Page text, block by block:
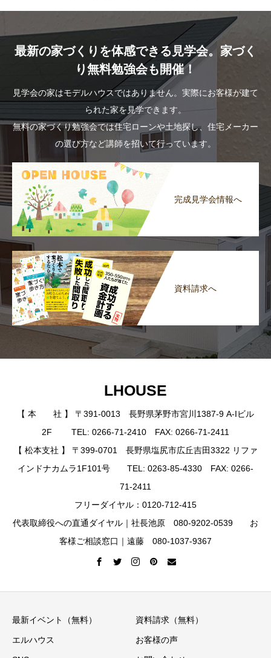
最新の家づくりを体感できる見学会。家づく
り無料勉強会も開催！
見学会の家はモデルハウスではありません。実際にお客様が建て
られた家を見学できます。
無料の家づくり勉強会では住宅ローンや土地探し、住宅メーカー
の選び方など講師を招いて行っています。
完成見学会情報へ
資料請求へ
LHOUSE
【 本 社 】 〒391-0013 長野県茅野市宮川1387-9 A-Iビル
2F TEL: 0266-71-2410 FAX: 0266-71-2411
【 松本支社 】 〒399-0701 長野県塩尻市広丘吉田3322 リファ
インドナカムラ1F101号 TEL: 0263-85-4330 FAX: 0266-
71-2411
フリーダイヤル：0120-712-415
代表取締役への直通ダイヤル｜社長池原 080-9202-0539 お
客様ご相談窓口｜遠藤 080-1037-9367
最新イベント（無料） 資料請求（無料）
エルハウス お客様の声